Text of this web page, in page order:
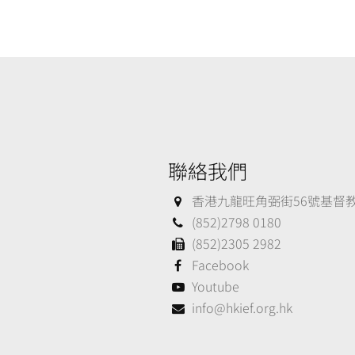
聯絡我們
香港九龍旺角弼街56號基督
(852)2798 0180
(852)2305 2982
Facebook
Youtube
info@hkief.org.hk